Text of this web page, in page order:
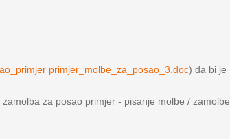
primjer_molbe_za_posao_3.doc) da bi je
za posao primjer - pisanje molbe / zamolbe